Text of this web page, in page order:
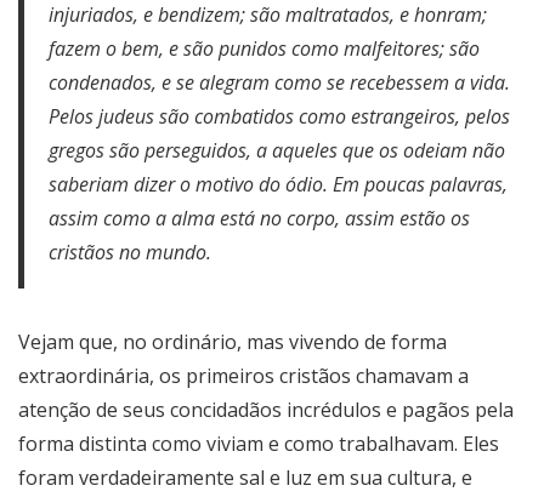
injuriados, e bendizem; são maltratados, e honram;
fazem o bem, e são punidos como malfeitores; são
condenados, e se alegram como se recebessem a vida.
Pelos judeus são combatidos como estrangeiros, pelos
gregos são perseguidos, a aqueles que os odeiam não
saberiam dizer o motivo do ódio. Em poucas palavras,
assim como a alma está no corpo, assim estão os
cristãos no mundo.
Vejam que, no ordinário, mas vivendo de forma
extraordinária, os primeiros cristãos chamavam a
atenção de seus concidadãos incrédulos e pagãos pela
forma distinta como viviam e como trabalhavam. Eles
foram verdadeiramente sal e luz em sua cultura, e